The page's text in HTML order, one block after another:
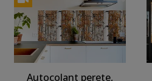
Autocolant perete,